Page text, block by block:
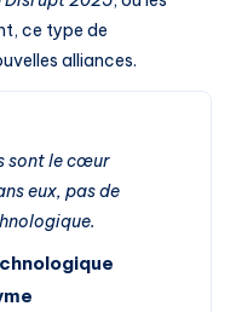
ce type de
alliances.
sont le cœur
eux, pas de